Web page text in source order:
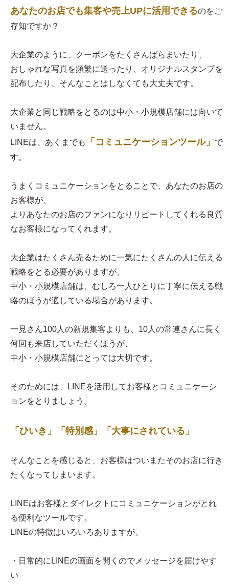
あなたのお店でも集客や売上UPに活用できるのをご
存知ですか？
大企業のように、クーポンをたくさんばらまいたり、
おしゃれな写真を頻繁に送ったり、オリジナルスタンプを
配布したり、そんなことはしなくても大丈夫です。
大企業と同じ戦略をとるのは中小・小規模店舗には向いて
いません。
LINEは、あくまでも
「コミュニケーションツール」
で
す。
うまくコミュニケーションをとることで、あなたのお店の
お客様が、
よりあなたのお店のファンになりリピートしてくれる良質
なお客様になってくれます。
大企業はたくさん売るために一気にたくさんの人に伝える
戦略をとる必要がありますが、
中小・小規模店舗は、むしろ一人ひとりに丁寧に伝える戦
略のほうが適している場合があります。
一見さん100人の新規集客よりも、10人の常連さんに長く
何回も来店していただくほうが、
中小・小規模店舗にとっては大切です。
そのためには、LINEを活用してお客様とコミュニケーシ
ョンをとりましょう。
「ひいき」「特別感」「大事にされている」
そんなことを感じると、お客様はついまたそのお店に行き
たくなってしまいます。
LINEはお客様とダイレクトにコミュニケーションがとれ
る便利なツールです。
LINEの特徴はいろいろありますが、
・日常的にLINEの画面を開くのでメッセージを届けやす
い